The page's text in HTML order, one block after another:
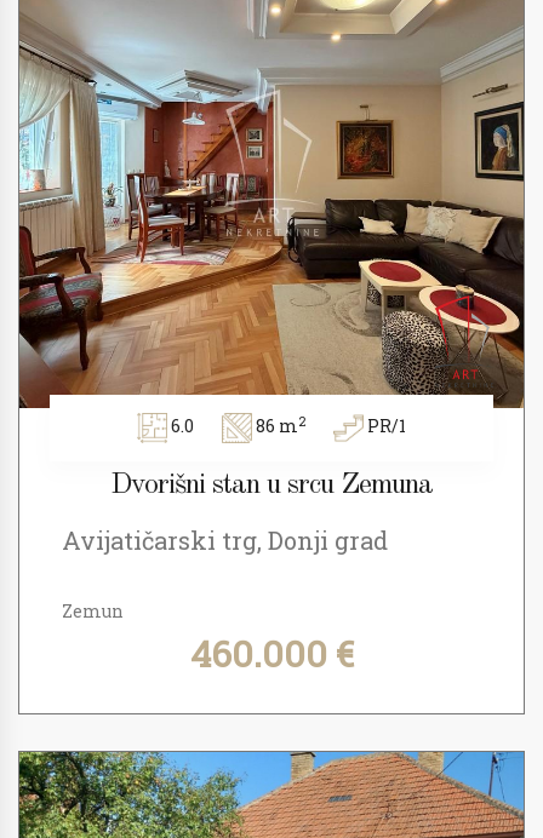
6.0 86 m2 PR/1
Dvorišni stan u srcu Zemuna
Avijatičarski trg, Donji grad
Zemun
460.000 €